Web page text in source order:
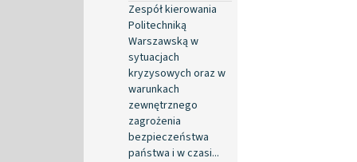
Zespół kierowania
Politechniką
Warszawską w
sytuacjach
kryzysowych oraz w
warunkach
zewnętrznego
zagrożenia
bezpieczeństwa
państwa i w czasi...